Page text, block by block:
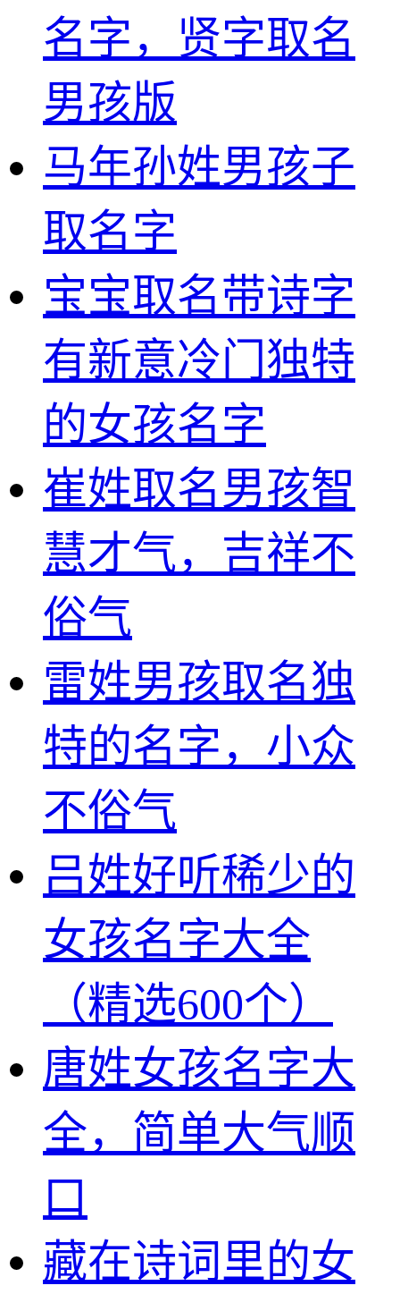
名字，贤字取名
男孩版
马年孙姓男孩子
取名字
宝宝取名带诗字
有新意冷门独特
的女孩名字
崔姓取名男孩智
慧才气，吉祥不
俗气
雷姓男孩取名独
特的名字，小众
不俗气
吕姓好听稀少的
女孩名字大全
（精选600个）
唐姓女孩名字大
全，简单大气顺
口
藏在诗词里的女